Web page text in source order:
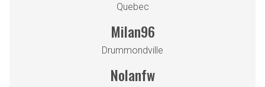
Quebec
Milan96
Drummondville
Nolanfw